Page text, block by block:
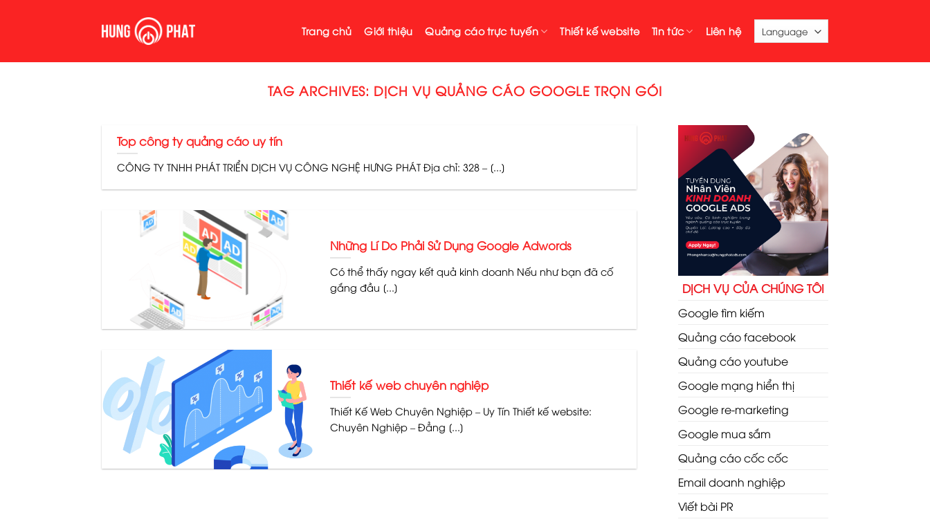
Trang chủ Giới thiệu Quảng cáo trực tuyến Thiết kế website Tin tức Liên hệ
TAG ARCHIVES: DỊCH VỤ QUẢNG CÁO GOOGLE TRỌN GÓI
Top công ty quảng cáo uy tín
CÔNG TY TNHH PHÁT TRIỂN DỊCH VỤ CÔNG NGHỆ HƯNG PHÁT Địa chỉ: 328 – [...]
Những Lí Do Phải Sử Dụng Google Adwords
Có thể thấy ngay kết quả kinh doanh Nếu như bạn đã cố
gắng đầu [...]
Thiết kế web chuyên nghiệp
Thiết Kế Web Chuyên Nghiệp – Uy Tín Thiết kế website:
Chuyên Nghiệp – Đẳng [...]
DỊCH VỤ CỦA CHÚNG TÔI
Google tìm kiếm
Quảng cáo facebook
Quảng cáo youtube
Google mạng hiển thị
Google re-marketing
Google mua sắm
Quảng cáo cốc cốc
Email doanh nghiệp
Viết bài PR